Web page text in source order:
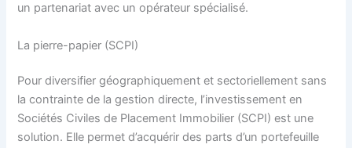
un partenariat avec un opérateur spécialisé.
La pierre-papier (SCPI)
Pour diversifier géographiquement et sectoriellement sans
la contrainte de la gestion directe, l’investissement en
Sociétés Civiles de Placement Immobilier (SCPI) est une
solution. Elle permet d’acquérir des parts d’un portefeuille